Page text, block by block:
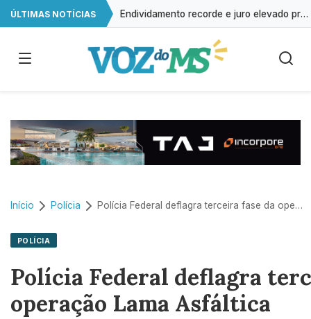
ÚLTIMAS NOTÍCIAS Endividamento recorde e juro elevado preocupam setores da economia
Início Polícia Polícia Federal deflagra terceira fase da operação Lama Asfáltica
POLÍCIA
Polícia Federal deflagra
operação Lama Asfáltica